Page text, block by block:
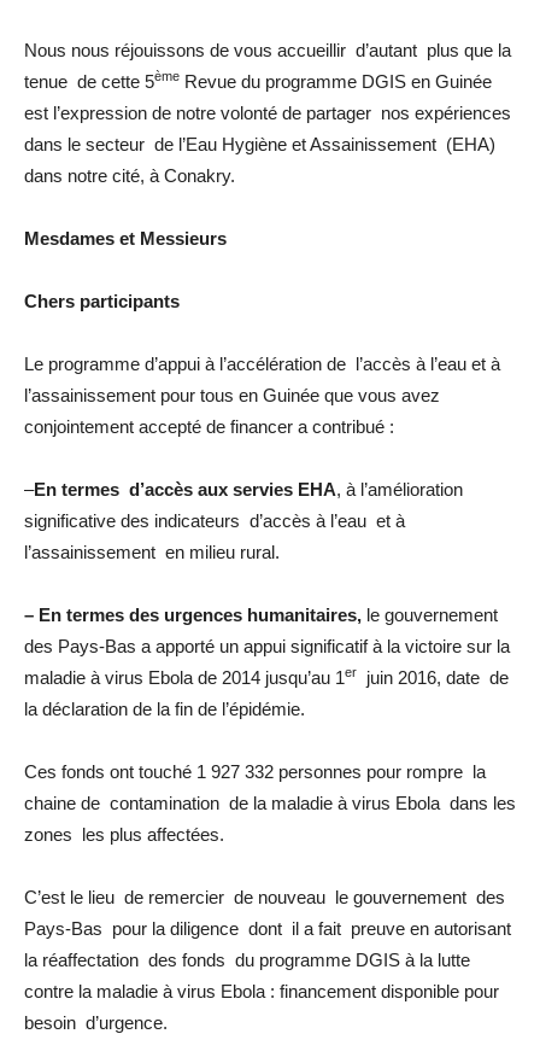
Nous nous réjouissons de vous accueillir d’autant plus que la
tenue de cette 5ème Revue du programme DGIS en Guinée
est l’expression de notre volonté de partager nos expériences
dans le secteur de l’Eau Hygiène et Assainissement (EHA)
dans notre cité, à Conakry.
Mesdames et Messieurs
Chers participants
Le programme d’appui à l’accélération de l’accès à l’eau et à
l’assainissement pour tous en Guinée que vous avez
conjointement accepté de financer a contribué :
–En termes d’accès aux servies EHA, à l’amélioration
significative des indicateurs d’accès à l’eau et à
l’assainissement en milieu rural.
– En termes des urgences humanitaires, le gouvernement
des Pays-Bas a apporté un appui significatif à la victoire sur la
maladie à virus Ebola de 2014 jusqu’au 1er
juin 2016, date de
la déclaration de la fin de l’épidémie.
Ces fonds ont touché 1 927 332 personnes pour rompre la
chaine de contamination de la maladie à virus Ebola dans les
zones les plus affectées.
C’est le lieu de remercier de nouveau le gouvernement des
Pays-Bas pour la diligence dont il a fait preuve en autorisant
la réaffectation des fonds du programme DGIS à la lutte
contre la maladie à virus Ebola : financement disponible pour
besoin d’urgence.